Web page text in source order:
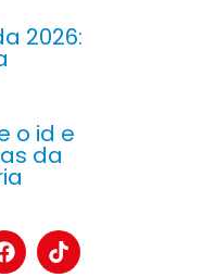
2026:
o id e
da